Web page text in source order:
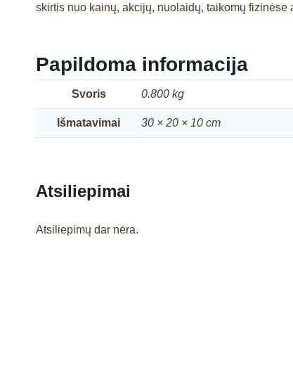
skirtis nuo kainų, akcijų, nuolaidų, taikomų fizinėse
Papildoma informacija
Svoris 0.800 kg
Išmatavimai 30 × 20 × 10 cm
Atsiliepimai
Atsiliepimų dar nėra.